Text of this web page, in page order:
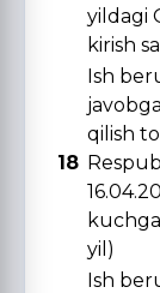
yildagi
kirish
18
Ish
qilish
yil)
Ish